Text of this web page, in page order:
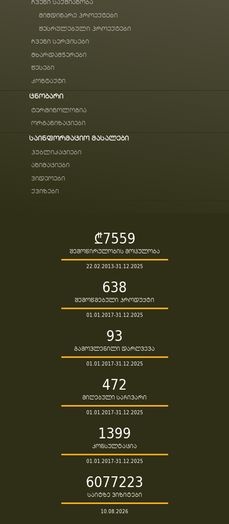
ჩვენი საქმიანობა
მიმდინარე პროექტები
შესრულებული პროექტები
ჩვენი სერვისები
მხარდამჭერები
წესები
კონტაქტი
ცნობარი
ტერმინოლოგია
ორგანიზაციები
საინფორმაციო მასალები
პუბლიკაციები
ანიმაციები
ვიდეოები
ქვიზები
₾7559
შემოწირულობის მოცულობა
22.02.2013-31.12.2025
638
შემოწმებული პროდუქტი
01.01.2017-31.12.2025
93
გამოვლენილი დარღვევა
01.01.2017-31.12.2025
472
მიღებული საჩივარი
01.01.2017-31.12.2025
1399
კონსულტაცია
01.01.2017-31.12.2025
6077223
საიტზე ვიზიტები
10.08.2026